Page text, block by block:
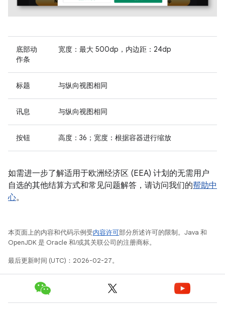
底部动
作条
宽度：最大 500dp，内边距：24dp
标题 与纵向视图相同
讯息 与纵向视图相同
按钮 高度：36；宽度：根据容器进行缩放
如需进一步了解适用于欧洲经济区 (EEA) 计划的无需用户
自选的其他结算方式和常见问题解答，请访问我们的帮助中
心。
本页面上的内容和代码示例受内容许可部分所述许可的限制。Java 和
OpenJDK 是 Oracle 和/或其关联公司的注册商标。
最后更新时间 (UTC)：2026-02-27。